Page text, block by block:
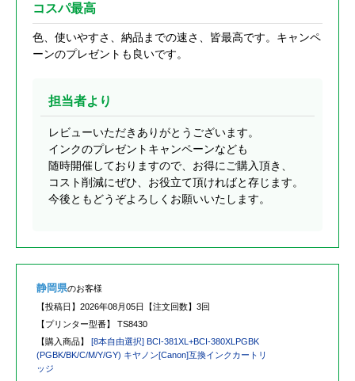
コスパ最高
色、使いやすさ、納品までの速さ、皆最高です。キャンペ
ーンのプレゼントも良いです。
担当者より
レビューいただきありがとうございます。
インクのプレゼントキャンペーンなども
随時開催しておりますので、お得にご購入頂き、
コスト削減にぜひ、お役立て頂ければと存じます。
今後ともどうぞよろしくお願いいたします。
静岡県のお客様
【投稿日】 2026年08月05日 【注文回数】 3回
【プリンター型番】 TS8430
【購入商品】 [8本自由選択] BCI-381XL+BCI-380XLPGBK
(PGBK/BK/C/M/Y/GY) キヤノン[Canon]互換インクカートリ
ッジ